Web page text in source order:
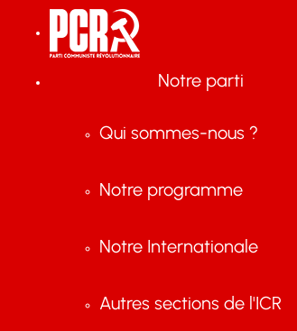
Notre parti
Qui sommes-nous ?
Notre programme
Notre Internationale
Autres sections de l'ICR